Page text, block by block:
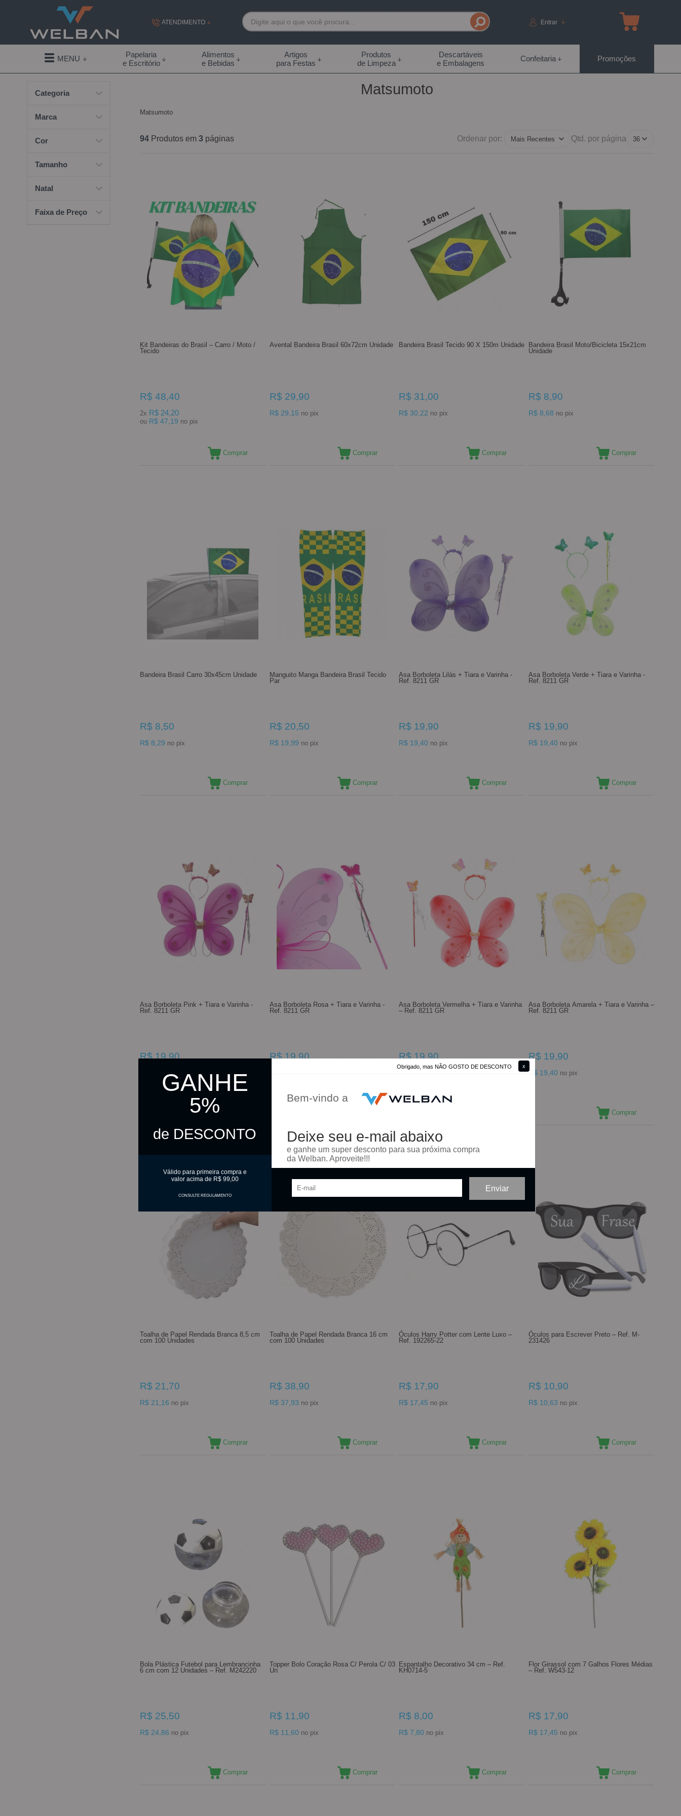
Obrigado, mas NÃO GOSTO DE DESCONTO
GANHE
5%
de DESCONTO
Válido para primeira compra e
valor acima de R$ 99,00
CONSULTE REGULAMENTO
Bem-vindo a
Deixe seu e-mail abaixo
e ganhe um super desconto para sua próxima compra
da Welban. Aproveite!!!
ATENDIMENTO
(19) 99855-7892
(19) 99855-7892
contato@welban.com.br
Segunda à sexta - 08:30h às 18:00h Sábados -
09:00h às 14:00h
Entrar
MENU
Papelaria
e Escritório
Alimentos
e Bebidas
Artigos
para Festas
Produtos
de Limpeza
Descartáveis
e Embalagens
Confeitaria Promoções
Categoria
Marca
Cor
Tamanho
Natal
Faixa de Preço
Matsumoto
Matsumoto
94 Produtos em 3 páginas Ordenar por: Qtd. por página
Kit Bandeiras do Brasil – Carro / Moto /
Tecido
R$ 48,40
2x R$ 24,20
ou R$ 47,19 no pix
Comprar
Avental Bandeira Brasil 60x72cm Unidade
R$ 29,90
R$ 29,15 no pix
Comprar
Bandeira Brasil Tecido 90 X 150m Unidade
R$ 31,00
R$ 30,22 no pix
Comprar
Bandeira Brasil Moto/Bicicleta 15x21cm
Unidade
R$ 8,90
R$ 8,68 no pix
Comprar
Bandeira Brasil Carro 30x45cm Unidade
R$ 8,50
R$ 8,29 no pix
Comprar
Manguito Manga Bandeira Brasil Tecido
Par
R$ 20,50
R$ 19,99 no pix
Comprar
Asa Borboleta Lilás + Tiara e Varinha -
Ref. 8211 GR
R$ 19,90
R$ 19,40 no pix
Comprar
Asa Borboleta Verde + Tiara e Varinha -
Ref. 8211 GR
R$ 19,90
R$ 19,40 no pix
Comprar
Asa Borboleta Pink + Tiara e Varinha -
Ref. 8211 GR
R$ 19,90
R$ 19,40 no pix
Asa Borboleta Rosa + Tiara e Varinha -
Ref. 8211 GR
R$ 19,90
Asa Borboleta Vermelha + Tiara e Varinha
– Ref. 8211 GR
R$ 19,90
Asa Borboleta Amarela + Tiara e Varinha –
Ref. 8211 GR
R$ 19,90
R$ 19,40 no pix
Comprar
Toalha de Papel Rendada Branca 8,5 cm
com 100 Unidades
R$ 21,70
R$ 21,16 no pix
Comprar
Toalha de Papel Rendada Branca 16 cm
com 100 Unidades
R$ 38,90
R$ 37,93 no pix
Comprar
Óculos Harry Potter com Lente Luxo –
Ref. 192265-22
R$ 17,90
R$ 17,45 no pix
Comprar
Óculos para Escrever Preto – Ref. M-
231426
R$ 10,90
R$ 10,63 no pix
Comprar
Bola Plástica Futebol para Lembrancinha
6 cm com 12 Unidades – Ref. M242220
R$ 25,50
R$ 24,86 no pix
Comprar
Topper Bolo Coração Rosa C/ Perola C/ 03
Un
R$ 11,90
R$ 11,60 no pix
Comprar
Espantalho Decorativo 34 cm – Ref.
KH0714-5
R$ 8,00
R$ 7,80 no pix
Comprar
Flor Girassol com 7 Galhos Flores Médias
– Ref. W543-12
R$ 17,90
R$ 17,45 no pix
Comprar